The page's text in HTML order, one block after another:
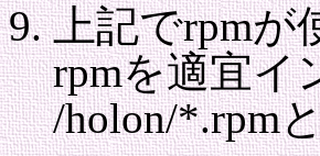
上記でrpmが
rpmを適宜イ
/holon/*.rpm